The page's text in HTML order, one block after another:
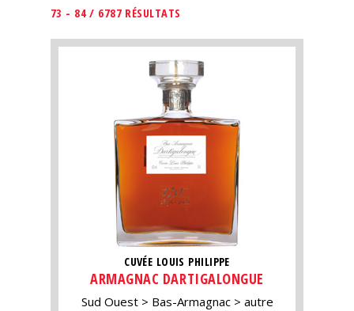
73 - 84 / 6787 RÉSULTATS
CUVÉE LOUIS PHILIPPE
ARMAGNAC DARTIGALONGUE
Sud Ouest Bas-Armagnac autre